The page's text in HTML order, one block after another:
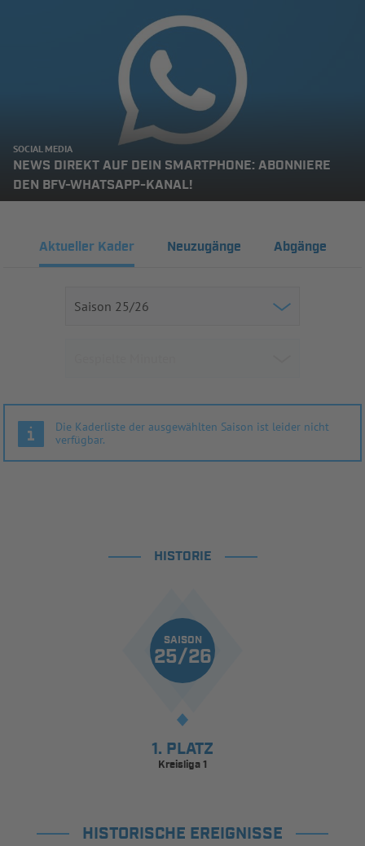
SOCIAL MEDIA
NEWS DIREKT AUF DEIN SMARTPHONE: ABONNIERE
DEN BFV-WHATSAPP-KANAL!
Aktueller Kader Neuzugänge Abgänge
Die Kaderliste der ausgewählten Saison ist leider nicht
verfügbar.
HISTORIE
SAISON
25/26
1. PLATZ
Kreisliga 1
HISTORISCHE EREIGNISSE